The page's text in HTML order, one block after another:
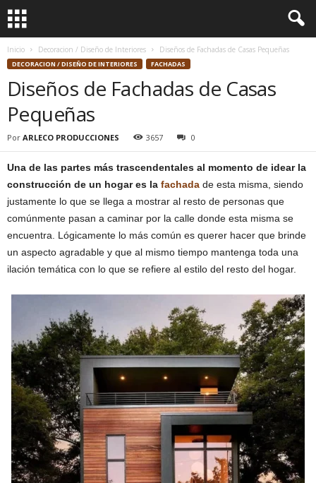
Inicio Decoracion / Diseño de Interiores Diseños de Fachadas de Casas Pequeñas
DECORACION / DISEÑO DE INTERIORES FACHADAS
Diseños de Fachadas de Casas
Pequeñas
Por ARLECO PRODUCCIONES 3657 0
Una de las partes más trascendentales al momento de idear la
construcción de un hogar es la fachada de esta misma, siendo
justamente lo que se llega a mostrar al resto de personas que
comúnmente pasan a caminar por la calle donde esta misma se
encuentra. Lógicamente lo más común es querer hacer que brinde
un aspecto agradable y que al mismo tiempo mantenga toda una
ilación temática con lo que se refiere al estilo del resto del hogar.